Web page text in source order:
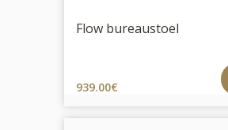
Flow bureaustoel
939.00€